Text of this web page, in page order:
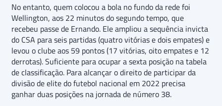
No entanto, quem colocou a bola no fundo da rede foi
Wellington, aos 22 minutos do segundo tempo, que
recebeu passe de Ernando. Ele ampliou a sequência invicta
do CSA para seis partidas (quatro vitórias e dois empates) e
levou o clube aos 59 pontos (17 vitórias, oito empates e 12
derrotas). Suficiente para ocupar a sexta posição na tabela
de classificação. Para alcançar o direito de participar da
divisão de elite do futebol nacional em 2022 precisa
ganhar duas posições na jornada de número 38.